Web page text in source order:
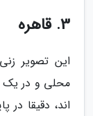
3. قاهره
این تصویر
محلی و در یک
اند، دقیقا در